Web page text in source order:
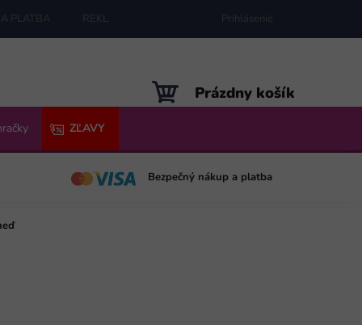
PLATBA REKLAMÁCIE MAPA SERVERU
Prihlásenie
NÁKUPNÝ
KOŠÍK
Prázdny košík
ZĽAVY
Bezpečný nákup a platba